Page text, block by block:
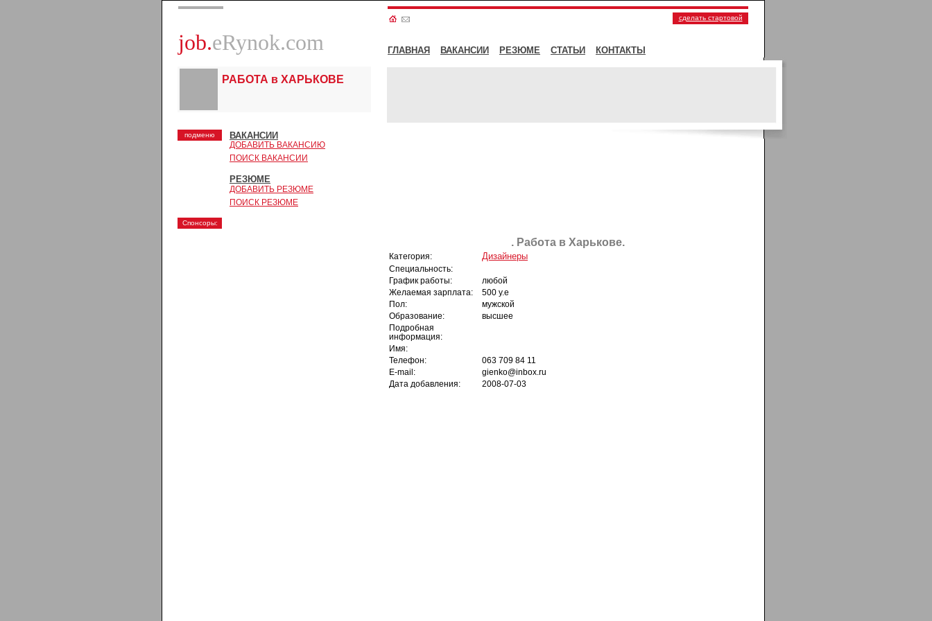
job.eRynok.com
сделать стартовой
ГЛАВНАЯ ВАКАНСИИ РЕЗЮМЕ СТАТЬИ КОНТАКТЫ
РАБОТА в ХАРЬКОВЕ
подменю ВАКАНСИИ
ДОБАВИТЬ ВАКАНСИЮ
ПОИСК ВАКАНСИИ
РЕЗЮМЕ
ДОБАВИТЬ РЕЗЮМЕ
ПОИСК РЕЗЮМЕ
Спонсоры:
. Работа в Харькове.
Категория: Дизайнеры
Специальность:
График работы:
любой
Желаемая зарплата:
500 у.е
Пол:
мужской
Образование:
высшее
Подробная
информация:
Имя:
Телефон:
063 709 84 11
E-mail:
gienko@inbox.ru
Дата добавления:
2008-07-03